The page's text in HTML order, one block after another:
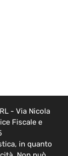
- Via Nicola
Fiscale e
in quanto